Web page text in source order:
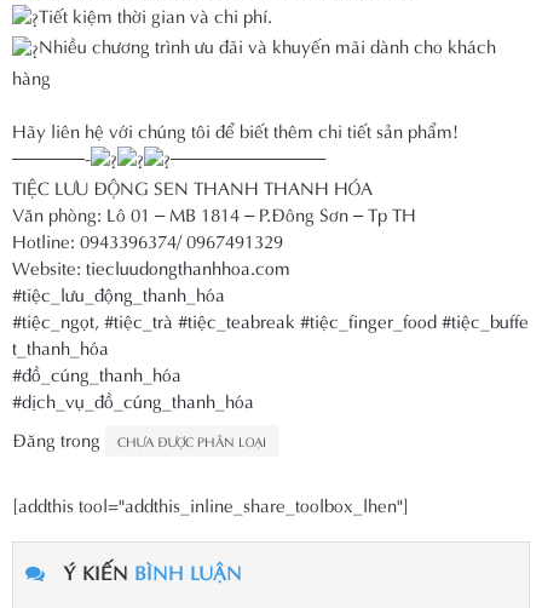
Tiết kiệm thời gian và chi phí.
Nhiều chương trình ưu đãi và khuyến mãi dành cho khách
hàng
Hãy liên hệ với chúng tôi để biết thêm chi tiết sản phẩm!
————-
————————–
TIỆC LƯU ĐỘNG SEN THANH THANH HÓA
Văn phòng: Lô 01 – MB 1814 – P.Đông Sơn – Tp TH
Hotline: 0943396374/ 0967491329
Website: tiecluudongthanhhoa.com
#tiệc_lưu_động_thanh_hóa
#tiệc_ngọt, #tiệc_trà #tiệc_teabreak #tiệc_finger_food#tiệc_buffe
t_thanh_hóa
#đồ_cúng_thanh_hóa
#dịch_vụ_đồ_cúng_thanh_hóa
Đăng trong
CHƯA ĐƯỢC PHÂN LOẠI
[addthis tool="addthis_inline_share_toolbox_lhen"]
Ý KIẾN BÌNH LUẬN